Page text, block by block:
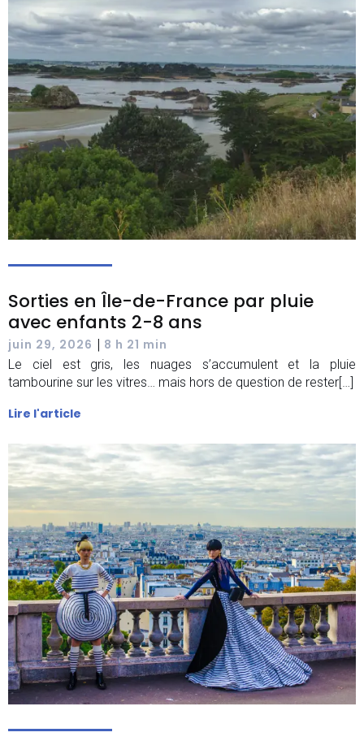
Sorties en Île-de-France par pluie
avec enfants 2-8 ans
juin 29, 2026 | 8 h 21 min
Le ciel est gris, les nuages s’accumulent et la pluie
tambourine sur les vitres… mais hors de question de rester[…]
Lire l'article